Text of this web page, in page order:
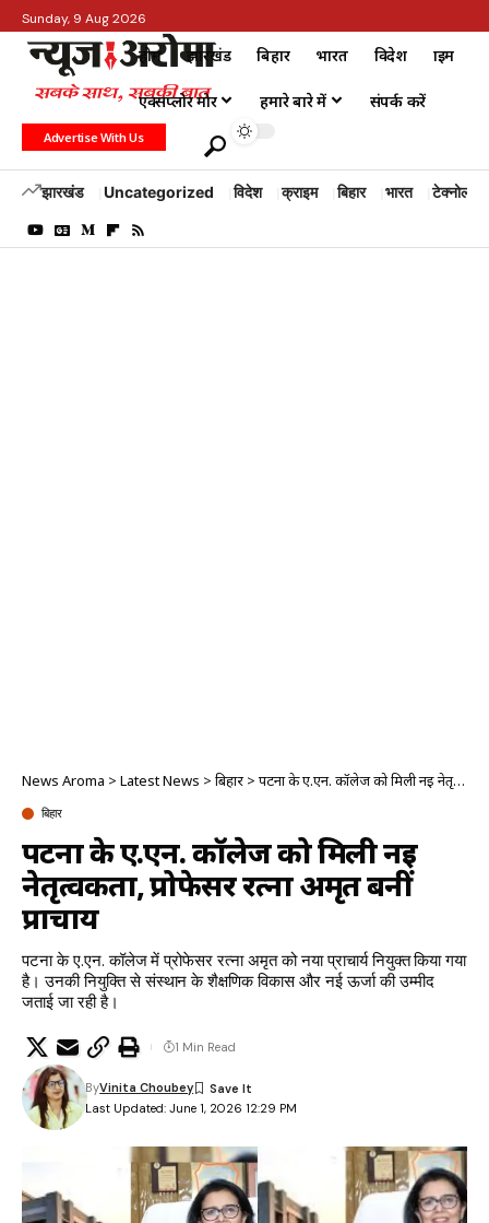
Sunday, 9 Aug 2026
होम झारखंड बिहार भारत विदेश क्राइम
एक्सप्लोर मोर हमारे बारे में संपर्क करें
Advertise With Us
झारखंड Uncategorized विदेश क्राइम बिहार भारत टेक्नोलॉजी
News Aroma > Latest News > बिहार >पटना के ए.एन. कॉलेज को मिली नई नेतृत्वकर्ता, प्रोफेसर रत्ना अमृत बनीं प्राचार्य
बिहार
पटना के ए.एन. कॉलेज को मिली नई
नेतृत्वकर्ता, प्रोफेसर रत्ना अमृत बनीं
प्राचार्य
पटना के ए.एन. कॉलेज में प्रोफेसर रत्ना अमृत को नया प्राचार्य नियुक्त किया गया
है। उनकी नियुक्ति से संस्थान के शैक्षणिक विकास और नई ऊर्जा की उम्मीद
जताई जा रही है।
Last Updated: June 1, 2026 12:29 PM
ByVinita Choubey
1 Min Read